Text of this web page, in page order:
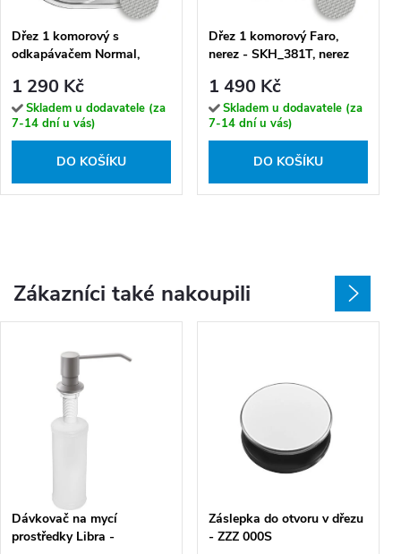
Dřez 1 komorový s
odkapávačem Normal,
1 290 Kč
Skladem u dodavatele (za
7-14 dní u vás)
DO KOŠÍKU
Dřez 1 komorový Faro,
nerez - SKH_381T, nerez
1 490 Kč
Skladem u dodavatele (za
7-14 dní u vás)
DO KOŠÍKU
Zákazníci také nakoupili
Dávkovač na mycí
prostředky Libra -
Záslepka do otvoru v dřezu
- ZZZ 000S